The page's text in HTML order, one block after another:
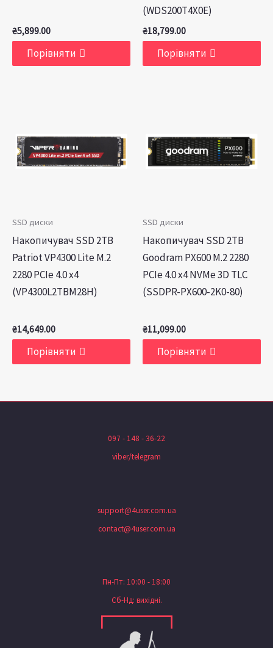
₴5,899.00
Порівняти
(WDS200T4X0E)
₴18,799.00
Порівняти
SSD диски
Накопичувач SSD 2TB
Patriot VP4300 Lite M.2
2280 PCIe 4.0 x4
(VP4300L2TBM28H)
₴14,649.00
Порівняти
SSD диски
Накопичувач SSD 2TB
Goodram PX600 M.2 2280
PCIe 4.0 x4 NVMe 3D TLC
(SSDPR-PX600-2K0-80)
₴11,099.00
Порівняти
097 - 148 - 36-22
viber/telegram
support@4user.com.ua
contact@4user.com.ua
Пн-Пт: 10:00 - 18:00
Сб-Нд: вихідні.